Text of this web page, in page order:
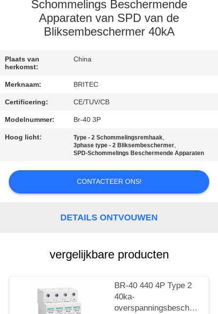
ALLE
GEVALLEN
VR
SHOW
SITEMAP
Schommelings Beschermende
Apparaten van SPD van de
Bliksembeschermer 40kA
Plaats van
herkomst:
China
Merknaam: BRITEC
Certificering: CE/TUV/CB
Modelnummer: Br-40 3P
Hoog licht: Type - 2 Schommelingsremhaak,
3phase type - 2 Bliksembeschermer,
SPD-Schommelings Beschermende Apparaten
CONTACTEER ONS!
DETAILS ONTVOUWEN
vergelijkbare producten
BR-40 440 4P Type 2
40ka-